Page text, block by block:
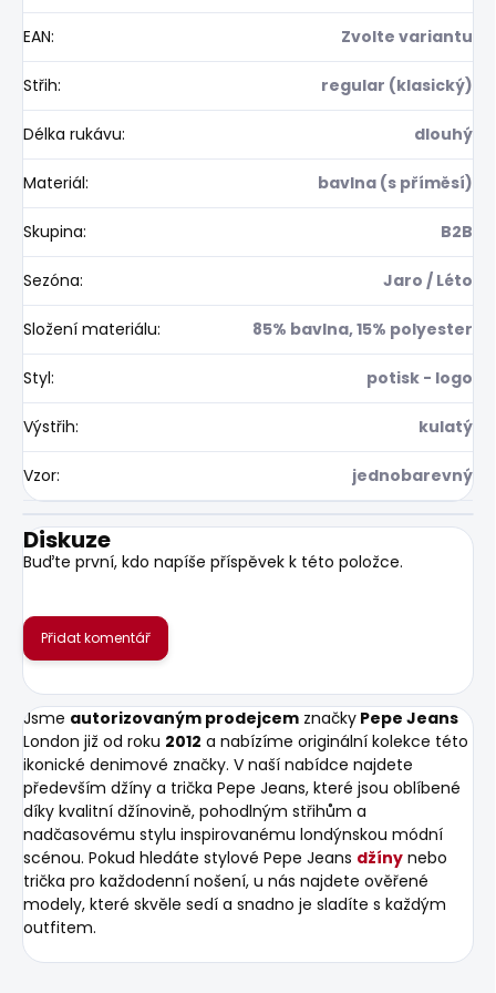
EAN: Zvolte variantu
Střih: regular (klasický)
Délka rukávu: dlouhý
Materiál: bavlna (s příměsí)
Skupina: B2B
Sezóna: Jaro / Léto
Složení materiálu: 85% bavlna, 15% polyester
Styl: potisk - logo
Výstřih: kulatý
Vzor: jednobarevný
Diskuze
Buďte první, kdo napíše příspěvek k této položce.
Přidat komentář
Jsme autorizovaným prodejcem značky Pepe Jeans
London již od roku 2012 a nabízíme originální kolekce této
ikonické denimové značky. V naší nabídce najdete
především džíny a trička Pepe Jeans, které jsou oblíbené
díky kvalitní džínovině, pohodlným střihům a
nadčasovému stylu inspirovanému londýnskou módní
scénou. Pokud hledáte stylové Pepe Jeans džíny nebo
trička pro každodenní nošení, u nás najdete ověřené
modely, které skvěle sedí a snadno je sladíte s každým
outfitem.